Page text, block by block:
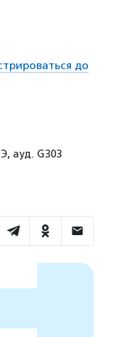
до
ауд. G303